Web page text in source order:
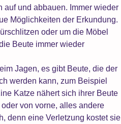
auf und abbauen. Immer wieder
Möglichkeiten der Erkundung.
oder um die Möbel
Beute immer wieder
Jagen, es gibt Beute, die der
werden kann, zum Beispiel
Katze nähert sich ihrer Beute
von vorne, alles andere
denn eine Verletzung kostet sie